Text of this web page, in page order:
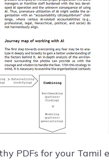
PDFs for your Tamil